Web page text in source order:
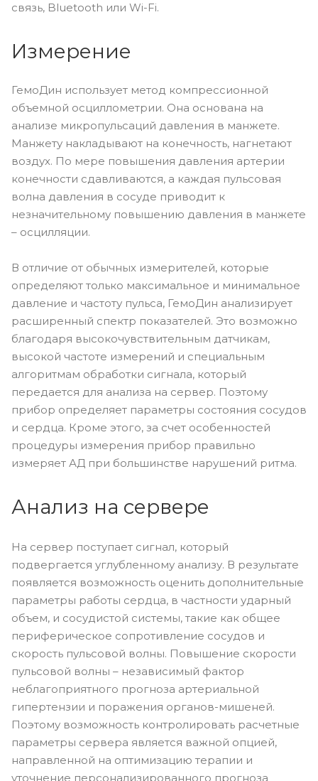
связь, Bluetooth или Wi-Fi.
Измерение
ГемоДин использует метод компрессионной
объемной осциллометрии. Она основана на
анализе микропульсаций давления в манжете.
Манжету накладывают на конечность, нагнетают
воздух. По мере повышения давления артерии
конечности сдавливаются, а каждая пульсовая
волна давления в сосуде приводит к
незначительному повышению давления в манжете
– осцилляции.
В отличие от обычных измерителей, которые
определяют только максимальное и минимальное
давление и частоту пульса, ГемоДин анализирует
расширенный спектр показателей. Это возможно
благодаря высокочувствительным датчикам,
высокой частоте измерений и специальным
алгоритмам обработки сигнала, который
передается для анализа на сервер. Поэтому
прибор определяет параметры состояния сосудов
и сердца. Кроме этого, за счет особенностей
процедуры измерения прибор правильно
измеряет АД при большинстве нарушений ритма.
Анализ на сервере
На сервер поступает сигнал, который
подвергается углубленному анализу. В результате
появляется возможность оценить дополнительные
параметры работы сердца, в частности ударный
объем, и сосудистой системы, такие как общее
периферическое сопротивление сосудов и
скорость пульсовой волны. Повышение скорости
пульсовой волны – независимый фактор
неблагоприятного прогноза артериальной
гипертензии и поражения органов-мишеней.
Поэтому возможность контролировать расчетные
параметры сервера является важной опцией,
направленной на оптимизацию терапии и
уточнение персонализированного прогноза